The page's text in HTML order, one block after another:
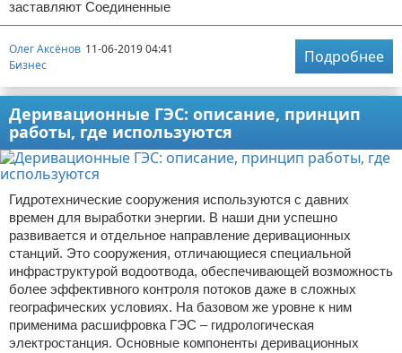
заставляют Соединенные
Олег Аксёнов 11-06-2019 04:41
Бизнес
Подробнее
Деривационные ГЭС: описание, принцип
работы, где используются
Гидротехнические сооружения используются с давних
времен для выработки энергии. В наши дни успешно
развивается и отдельное направление деривационных
станций. Это сооружения, отличающиеся специальной
инфраструктурой водоотвода, обеспечивающей возможность
более эффективного контроля потоков даже в сложных
географических условиях. На базовом же уровне к ним
применима расшифровка ГЭС – гидрологическая
электростанция. Основные компоненты деривационных